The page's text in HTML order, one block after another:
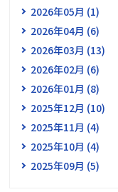
2026年05月 (1)
2026年04月 (6)
2026年03月 (13)
2026年02月 (6)
2026年01月 (8)
2025年12月 (10)
2025年11月 (4)
2025年10月 (4)
2025年09月 (5)